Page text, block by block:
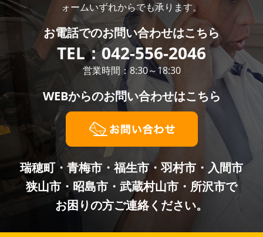
ォームいずれからでも承ります。
お電話でのお問い合わせはこちら
TEL：042-556-2046
営業時間：8:30～18:30
WEBからのお問い合わせはこちら
瑞穂町・青梅市・福生市・羽村市・入間市
狭山市・昭島市・武蔵村山市・所沢市で
お困りの方ご連絡ください。